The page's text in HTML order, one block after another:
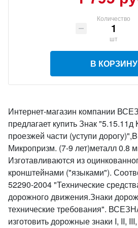
Количество
шт
В КОРЗИНУ
Интернет-магазин компании
предлагает купить Знак
проезжей части (уступи
Микропризм. (7-9 лет)металл 0.8
Изготавливаются из
кронштейнами ("языками").
52290-2004 "Технические
дорожного движения.Знаки
технические требования".
изготовить дорожные знаки I, II,